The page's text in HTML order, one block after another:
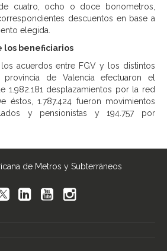
cuatro, ocho o doce bonometros,
descuentos en base a
elegida.
los beneficiarios
los acuerdos entre FGV y los distintos
de Valencia efectuaron el
1.982.181 desplazamientos por la red
éstos, 1.787.424 fueron movimientos
y pensionistas y 194.757 por
de Metros y Subterráneos